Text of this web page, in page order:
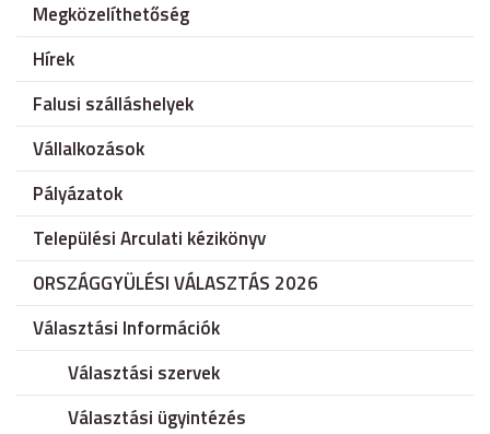
Megközelíthetőség
Hírek
Falusi szálláshelyek
Vállalkozások
Pályázatok
Települési Arculati kézikönyv
ORSZÁGGYÜLÉSI VÁLASZTÁS 2026
Választási Információk
Választási szervek
Választási ügyintézés